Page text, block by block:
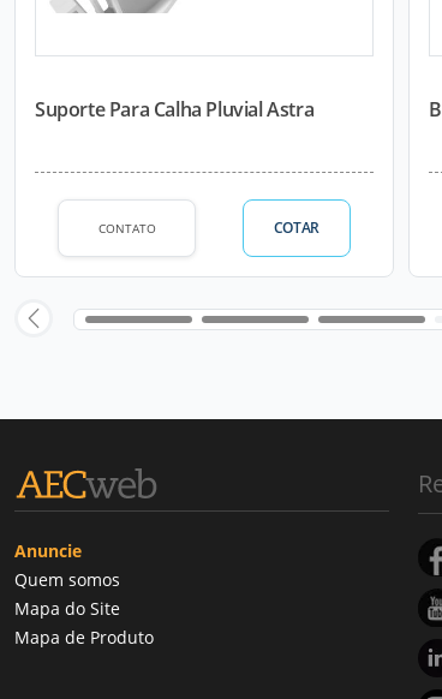
Suporte Para Calha Pluvial Astra
CONTATO COTAR
Anuncie
Quem somos
Mapa do Site
Mapa de Produto